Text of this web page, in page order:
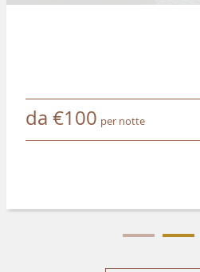
da €100 per notte